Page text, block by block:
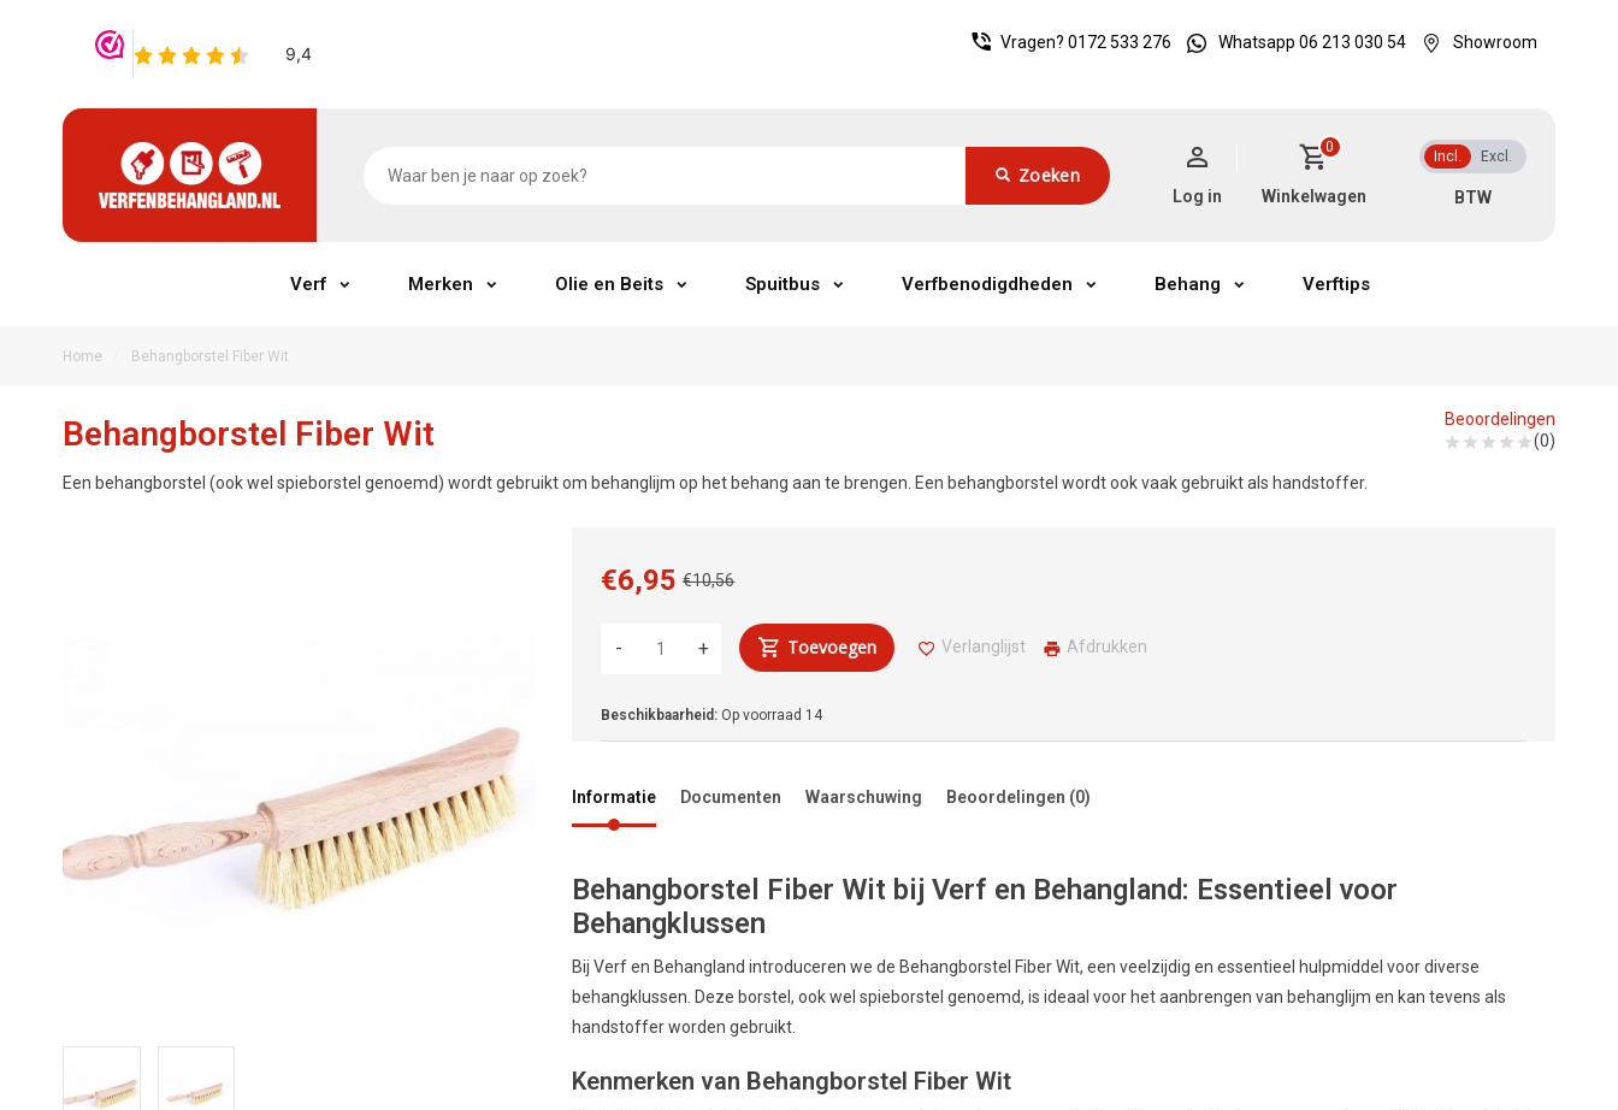
Vragen? 0172 533 276 Whatsapp 06 213 030 54 Showroom
Zoeken
Incl. Excl.
0
Winkelwagen
Log in
Verf Merken Olie en Beits Spuitbus Verfbenodigdheden Behang Verftips
Home Behangborstel Fiber Wit
Behangborstel Fiber Wit
Een behangborstel (ook wel spieborstel genoemd) wordt gebruikt om behanglijm op het behang aan te brengen. Een behangborstel wordt ook vaak gebruikt als handstoffer.
Beoordelingen
(0)
€10,56
€6,95
+
- Toevoegen Verlanglijst Afdrukken
Beschikbaarheid: Op voorraad 14
Informatie Documenten Waarschuwing Beoordelingen (0)
Behangborstel Fiber Wit bij Verf en Behangland: Essentieel voor
Behangklussen
Bij Verf en Behangland introduceren we de Behangborstel Fiber Wit, een veelzijdig en essentieel hulpmiddel voor diverse
behangklussen. Deze borstel, ook wel spieborstel genoemd, is ideaal voor het aanbrengen van behanglijm en kan tevens als
handstoffer worden gebruikt.
Kenmerken van Behangborstel Fiber Wit